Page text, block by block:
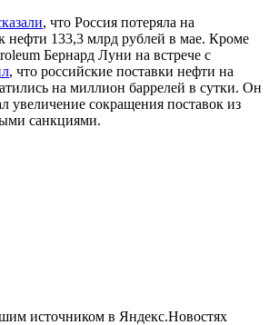
, что Россия потеряла на
нефти 133,3 млрд рублей в мае. Кроме
Бернард Луни на встрече с
, что российские поставки нефти на
на миллион баррелей в сутки. Он
увеличение сокращения поставок из
санкциями.
источником в Яндекс.Новостях